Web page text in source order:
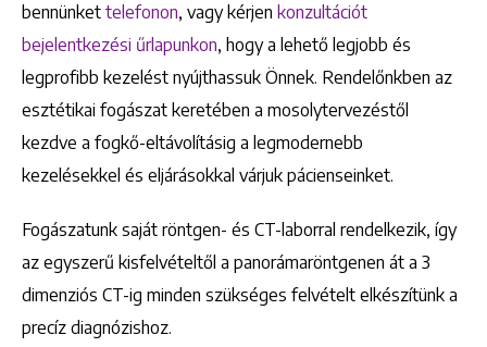
bennünket telefonon, vagy kérjen konzultációt
bejelentkezési űrlapunkon, hogy a lehető legjobb és
legprofibb kezelést nyújthassuk Önnek. Rendelőnkben az
esztétikai fogászat keretében a mosolytervezéstől
kezdve a fogkő-eltávolításig a legmodernebb
kezelésekkel és eljárásokkal várjuk pácienseinket.
Fogászatunk saját röntgen- és CT-laborral rendelkezik, így
az egyszerű kisfelvételtől a panorámaröntgenen át a 3
dimenziós CT-ig minden szükséges felvételt elkészítünk a
precíz diagnózishoz.